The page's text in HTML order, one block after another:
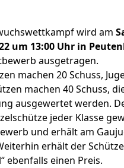
wird am
um 13:00 Uhr in
ausgetragen.
machen 20 Schuss,
machen 40 Schuss,
ausgewertet werden.
jeder Klasse
und erhält am
erhält der
ebenfalls einen Preis.